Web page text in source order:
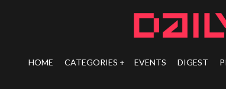
HOME CATEGORIES EVENTS DIGEST